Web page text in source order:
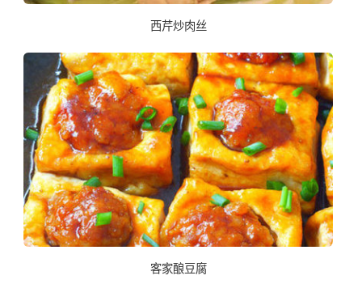
西芹炒肉丝
客家酿豆腐